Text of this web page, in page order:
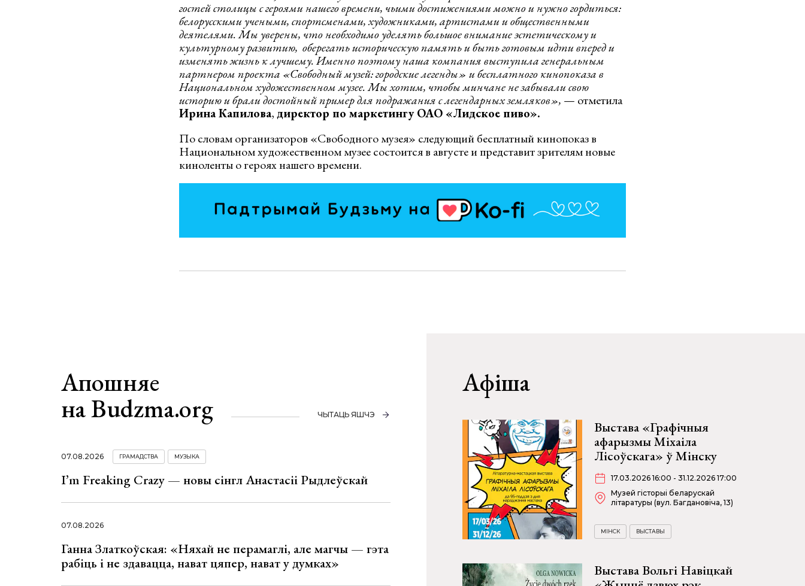
гостей столицы сгероями нашего времени, чьими достижениями можно и нужно гордиться:
белорусскими учеными, спортсменами, художниками, артистами и общественными
деятелями.Мы уверены, что необходимо уделять большое внимание эстетическому и
культурному развитию, оберегать историческую память и быть готовым идти вперед и
изменять жизнь к лучшему. Именно поэтому наша компания выступила генеральным
партнером проекта «Свободный музей: городские легенды» и бесплатного кинопоказа в
Национальном художественном музее. Мы хотим, чтобы минчане не забывали свою
историю и брали достойный пример для подражания с легендарных земляков», — отметила
Ирина Капилова,директор по маркетингу ОАО «Лидское пиво».
По словам организаторов «Свободного музея» следующий бесплатный кинопоказ в
Национальном художественном музее состоится в августе и представит зрителям новые
киноленты о героях нашего времени.
Апошняе
на Budzma.org
ЧЫТАЦЬ ЯШЧЭ
07.08.2026 ГРАМАДСТВА МУЗЫКА
I’m Freaking Crazy — новы сінгл Анастасіі Рыдлеўскай
07.08.2026
Ганна Златкоўская: «Няхай не перамаглі, але магчы — гэта
рабіць і не здавацца, нават цяпер, нават у думках»
Афіша
Выстава «Графічныя
афарызмы Міхаіла
Лісоўскага» ў Мінску
17.03.2026 16:00 - 31.12.2026 17:00
Музей гісторыі беларускай
літаратуры (вул. Багдановіча, 13)
МІНСК ВЫСТАВЫ
Выстава Вольгі Навіцкай